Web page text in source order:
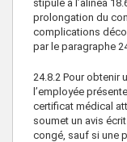
stipulé à l’alinéa
prolongation du
complications
par le paragraphe
24.8.2 Pour obtenir
l’employée
certificat médical
soumet un avis
congé, sauf si une